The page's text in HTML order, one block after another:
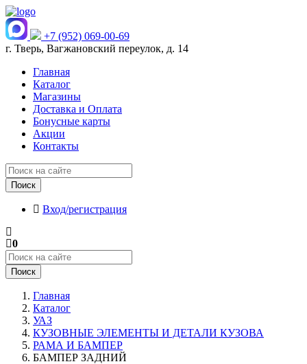
+7 (952) 069-00-69
г. Тверь, Вагжановский переулок, д. 14
Главная
Каталог
Магазины
Доставка и Оплата
Бонусные карты
Акции
Контакты
Поиск
Вход/регистрация
0
Поиск
Главная
Каталог
УАЗ
КУЗОВНЫЕ ЭЛЕМЕНТЫ И ДЕТАЛИ КУЗОВА
РАМА И БАМПЕР
БАМПЕР ЗАДНИЙ